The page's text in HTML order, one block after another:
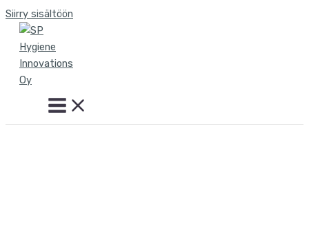
Siirry sisältöön